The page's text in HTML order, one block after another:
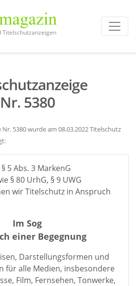
Titelschutzanzeigen
Nr. 5380
5380 wurde am 08.03.2022 Titelschutz
5 Abs. 3 MarkenG
§ 80 UrhG, § 9 UWG
wir Titelschutz in Anspruch
Im Sog
einer Begegnung
Darstellungsformen und
für alle Medien, insbesondere
Film, Fernsehen, Tonwerke,